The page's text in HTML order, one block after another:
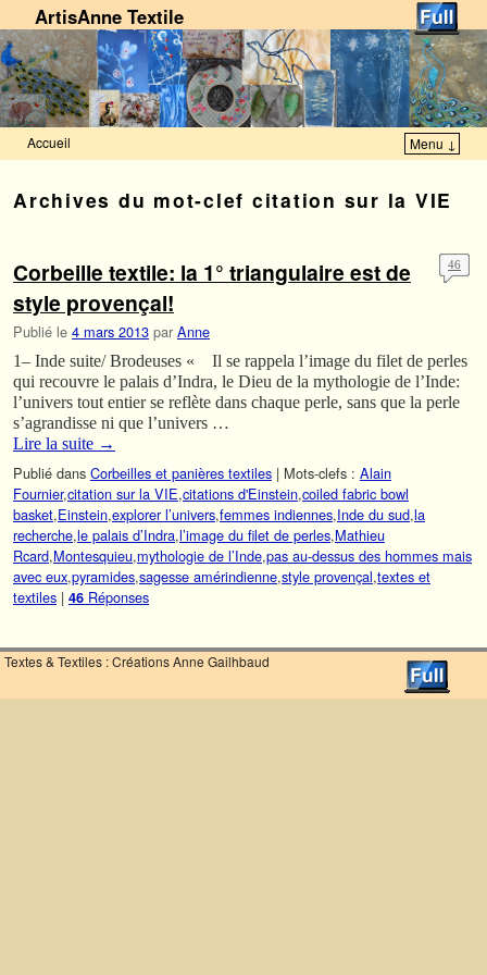
ArtisAnne Textile
Accueil Menu ↓
Archives du mot-clef citation sur la VIE
Corbeille textile: la 1° triangulaire est de
style provençal!
Publié le 4 mars 2013 par Anne
46
1– Inde suite/ Brodeuses « Il se rappela l’image du filet de perles
qui recouvre le palais d’Indra, le Dieu de la mythologie de l’Inde:
l’univers tout entier se reflète dans chaque perle, sans que la perle
s’agrandisse ni que l’univers …
Lire la suite →
Publié dans Corbeilles et panières textiles | Mots-clefs : Alain
Fournier,citation sur la VIE,citations d'Einstein,coiled fabric bowl
basket,Einstein,explorer l’univers,femmes indiennes,Inde du sud,la
recherche,le palais d’Indra,l’image du filet de perles,Mathieu
Rcard,Montesquieu,mythologie de l’Inde,pas au-dessus des hommes mais
avec eux,pyramides,sagesse amérindienne,style provençal,textes et
textiles | 46 Réponses
Textes & Textiles : Créations Anne Gailhbaud